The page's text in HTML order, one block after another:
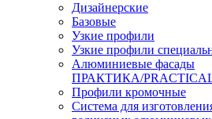
Дизайнерские
Базовые
Узкие профили
Узкие профили
Алюминиевые фасады
ПРАКТИКА/
Профили кромочные
Система для